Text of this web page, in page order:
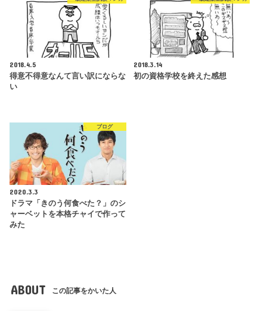
2018.4.5
得意不得意なんて言い訳にならな
い
2018.3.14
初の資格学校を終えた感想
ブログ
2020.3.3
ドラマ「きのう何食べた？」のシ
ャーベットを本格チャイで作って
みた
ABOUT この記事をかいた人